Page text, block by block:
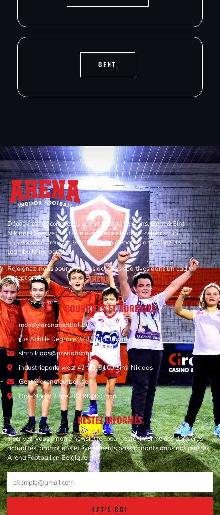
GENT
Découvrez les complexes Arena Football à Mons, Gent & Sint-
Niklaas.Réservez un terrain de football indoor, célébrez un
anniversaire, amusez-vous au Bubble Foot ou organisez un
teambuilding parfait !
Rejoignez-nous pour vivre vos activités sportives dans un cadre
exceptionnel !
COURRIELS ET ADRESSES
mons@arenafootball.be
rue Achille Degrâce 27B, 7080 Frameries
sintniklaas@arenafootball.be
industriepark-west 42-43, 9100 Sint-Niklaas
Gent@arenafootball.be
Dok-Noord 7 bte 202 9000 Gand
RESTEZ INFORMÉS
Inscrivez-vous à notre newsletter pour rester informé des dernières
actualités, promotions et événements passionnants dans nos centres
Arena Football en Belgique
LET'S GO!